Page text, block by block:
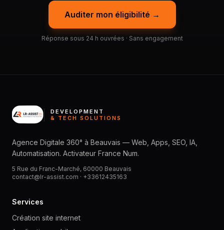
Auditer mon éligibilité →
Réponse sous 24 h ouvrées · Sans engagement
DEVELOPMENT
& TECH SOLUTIONS
Agence Digitale 360° à Beauvais — Web, Apps, SEO, IA,
Automatisation. Activateur France Num.
5 Rue du Franc-Marché, 60000 Beauvais
contact@lr-assist.com · +33612435163
Services
Création site internet